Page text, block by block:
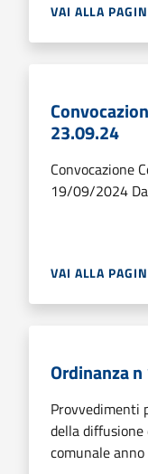
VAI ALLA
23.09.24
Convocazione
19/09/2024
VAI ALLA
Ordinanza
Provvedimenti
della
comunale